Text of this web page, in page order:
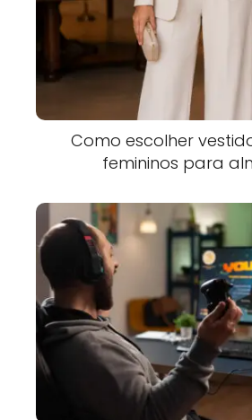
Como escolher
femininos para